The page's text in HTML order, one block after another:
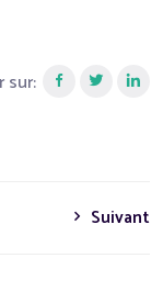
sur:
Suivant